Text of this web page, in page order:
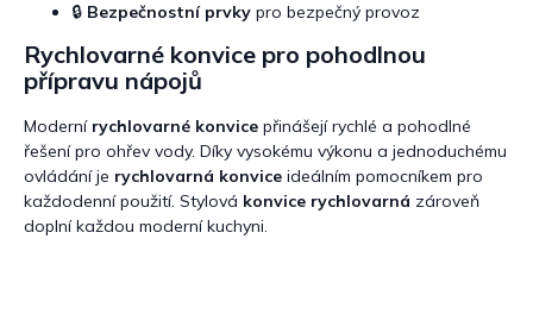
🔒 Bezpečnostní prvky pro bezpečný provoz
Rychlovarné konvice pro pohodlnou
přípravu nápojů
Moderní rychlovarné konvice přinášejí rychlé a pohodlné
řešení pro ohřev vody. Díky vysokému výkonu a jednoduchému
ovládání je rychlovarná konvice ideálním pomocníkem pro
každodenní použití. Stylová konvice rychlovarná zároveň
doplní každou moderní kuchyni.